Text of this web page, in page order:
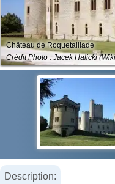
Château de Roquetaillade
Crédit Photo : Jacek Halicki
Description: